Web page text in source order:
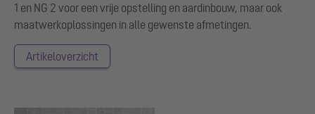
1 en NG 2 voor een vrije opstelling en aardinbouw, maar ook
maatwerkoplossingen in alle gewenste afmetingen.
Artikeloverzicht